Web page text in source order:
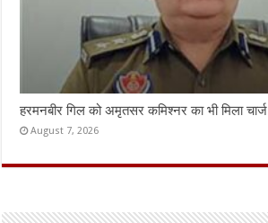
हरमनबीर गिल को अमृतसर कमिश्नर का भी मिला चार्ज
August 7, 2026